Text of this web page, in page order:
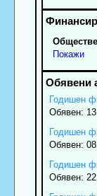
Покажи
Годишен
Обявен:
Годишен
Обявен:
Годишен
Обявен: